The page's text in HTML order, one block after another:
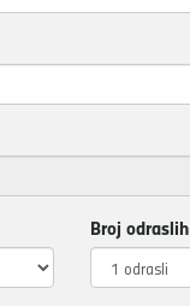
Broj odraslih